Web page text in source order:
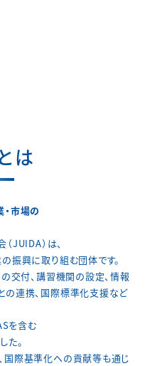
は
市場の
JUIDA）は、
振興に取り組む団体です。
交付、講習機関の設定、情報
連携、 国際標準化支援など
を含む
た。
国際基準化への貢献等も通じ